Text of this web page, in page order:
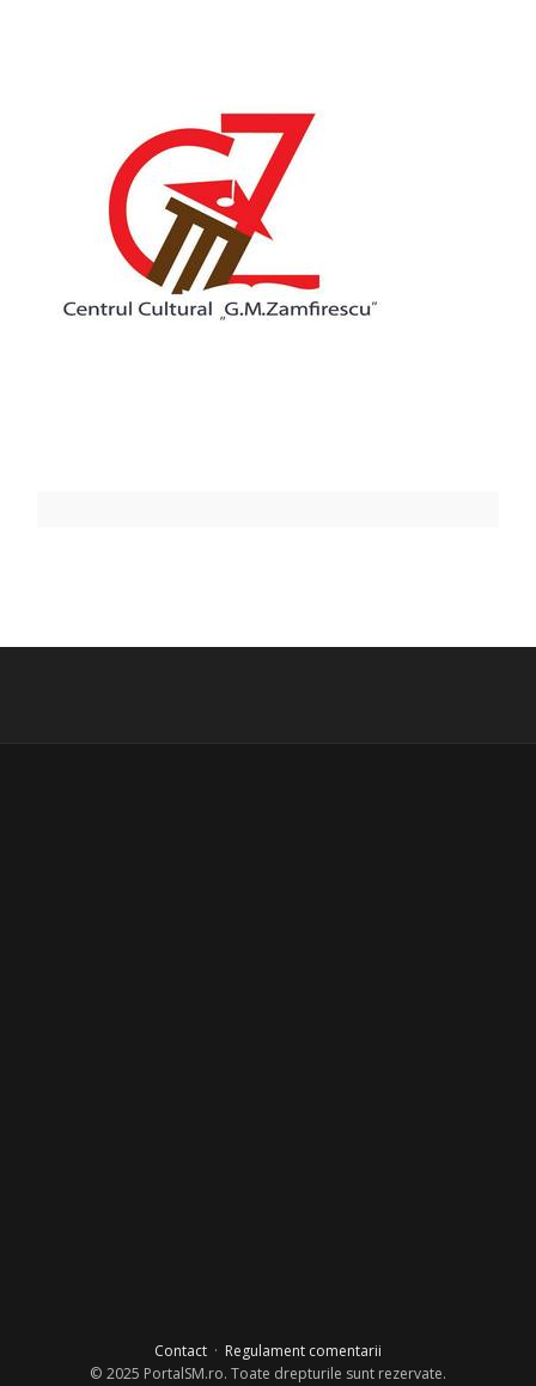
Contact· Regulament comentarii
© 2025 PortalSM.ro. Toate drepturile sunt rezervate.